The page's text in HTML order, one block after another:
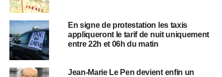
En signe de protestation les taxis
appliqueront le tarif de nuit uniquement
entre 22h et 06h du matin
Jean-Marie Le Pen devient enfin un